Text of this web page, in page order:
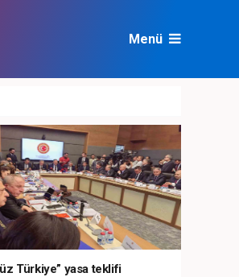
Menü
Türkiye” yasa teklifi